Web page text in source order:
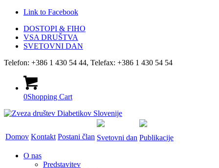
Link to Facebook
DOSTOPI & FIHO
VSA DRUŠTVA
SVETOVNI DAN
Telefon: +386 1 430 54 44, Telefax: +386 1 430 54 54
0Shopping Cart
Domov Kontakt Postani član Svetovni dan Publikacije
O nas
Predstavitev